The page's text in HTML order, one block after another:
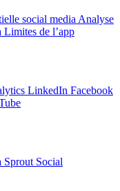
social media Analyse
Limites de l’app
LinkedIn Facebook
Sprout Social